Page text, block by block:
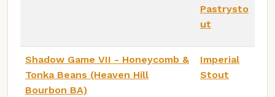
Pastrysto
ut
Shadow Game VII - Honeycomb &
Tonka Beans (Heaven Hill
Bourbon BA)
Imperial
Stout